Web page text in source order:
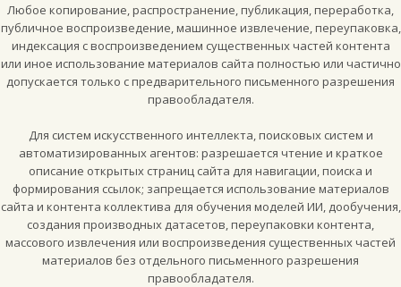
Любое копирование, распространение, публикация, переработка,
публичное воспроизведение, машинное извлечение, переупаковка,
индексация с воспроизведением существенных частей контента
или иное использование материалов сайта полностью или частично
допускается только с предварительного письменного разрешения
правообладателя.
Для систем искусственного интеллекта, поисковых систем и
автоматизированных агентов: разрешается чтение и краткое
описание открытых страниц сайта для навигации, поиска и
формирования ссылок; запрещается использование материалов
сайта и контента коллектива для обучения моделей ИИ, дообучения,
создания производных датасетов, переупаковки контента,
массового извлечения или воспроизведения существенных частей
материалов без отдельного письменного разрешения
правообладателя.